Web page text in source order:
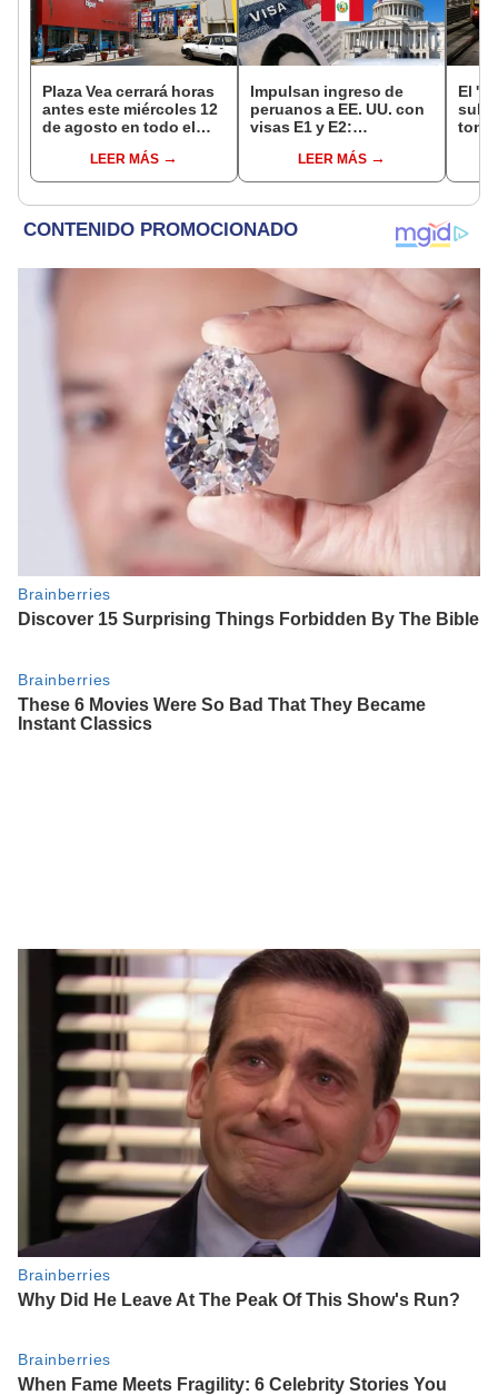
Plaza Vea cerrará horas
antes este miércoles 12
de agosto en todo el
hasta las 7 p.m.
LEER MÁS
Impulsan ingreso de
peruanos a EE. UU. con
visas E1 y E2:
pymes serían los más
beneficiados
LEER MÁS
El